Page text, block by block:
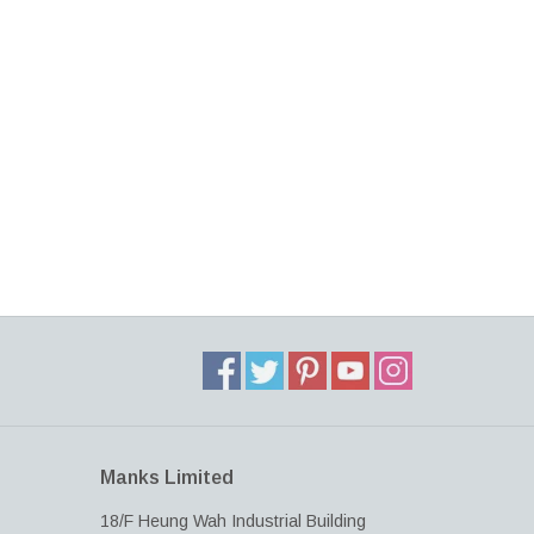
Manks Limited
18/F Heung Wah Industrial Building